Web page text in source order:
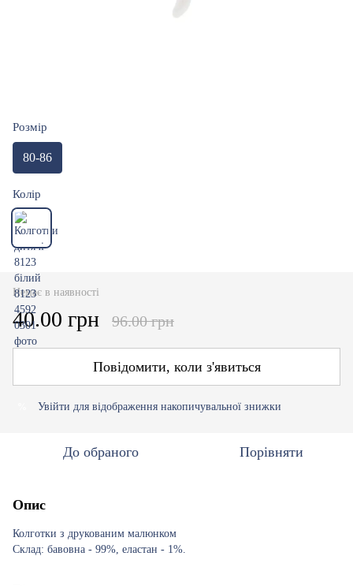
Розмір
80-86
Колір
Немає в наявності
40.00 грн 96.00 грн
Повідомити, коли з'явиться
Увійти для відображення накопичувальної знижки
До обраного Порівняти
Опис
Колготки з друкованим малюнком
Склад: бавовна - 99%, еластан - 1%.